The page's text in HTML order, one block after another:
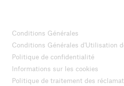
Conditions Générales
Conditions Générales d'Utilisation
Politique de confidentialité
Informations sur les cookies
Politique de traitement des